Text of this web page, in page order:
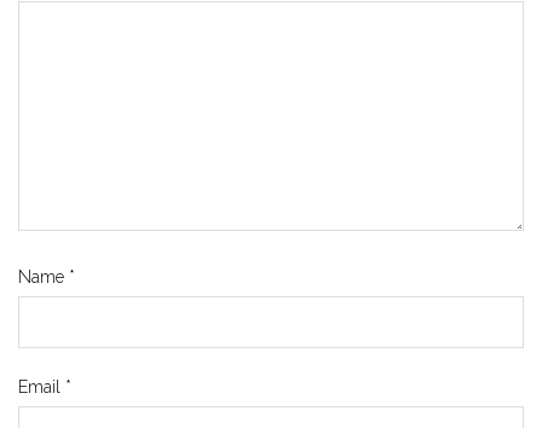
Name *
Email *